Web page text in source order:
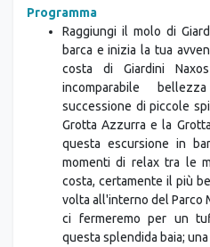
Programma
Raggiungi il molo di
barca e inizia la tua
costa di Giardini
incomparabile
successione di piccole
Grotta Azzurra e la
questa escursione in
momenti di relax tra le
costa, certamente il più
volta all'interno del Parco
ci fermeremo per un
questa splendida baia;